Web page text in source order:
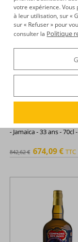
Rhum hors d'âge -
- Jamaica - 33 ans - 70cl
842,62 € 674,09 € TTC
votre expérience.
à leur utilisation, sur «
sur « Refuser » pour
consulter la Politique